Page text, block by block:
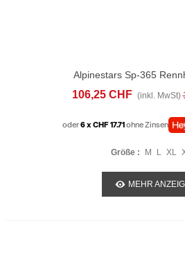
Alpinestars Sp-365
Drystar Schwarz
106,25 CHF (inkl. MwSt)
oder6 x CHF 17.71 ohne Zinsen
Größe : M L XL
MEHR